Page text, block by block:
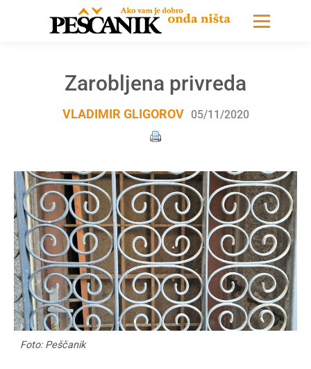
Zarobljena privreda
VLADIMIR GLIGOROV 05/11/2020
Foto: Peščanik